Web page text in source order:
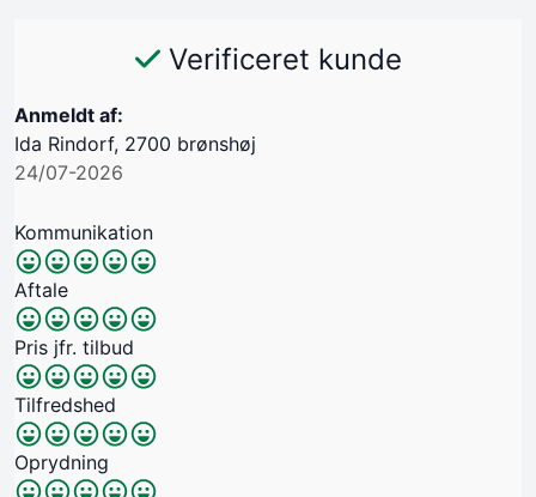
Verificeret kunde
Anmeldt af:
Ida Rindorf, 2700 brønshøj
24/07-2026
Kommunikation
Aftale
Pris jfr. tilbud
Tilfredshed
Oprydning